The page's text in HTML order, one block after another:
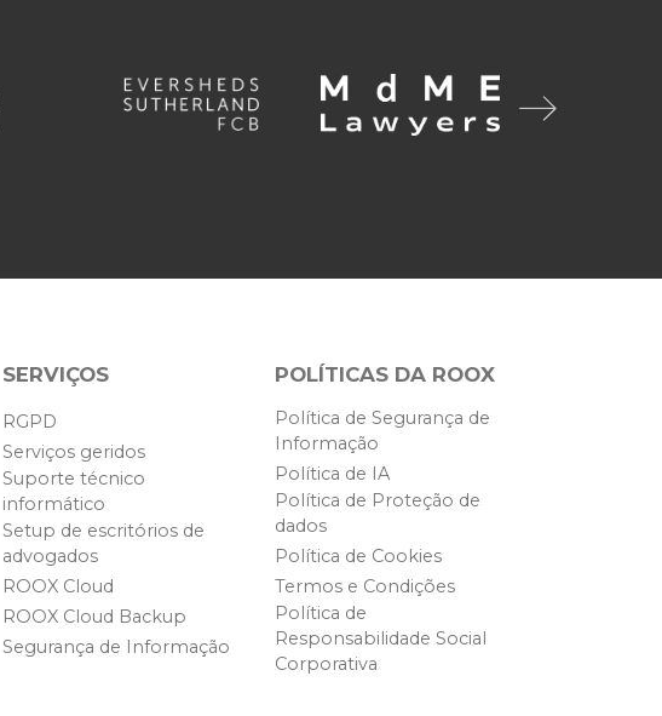
SERVIÇOS
RGPD
Serviços geridos
Suporte técnico
informático
Setup de escritórios de
advogados
ROOX Cloud
ROOX Cloud Backup
Segurança de Informação
POLÍTICAS DA ROOX
Política de Segurança de
Informação
Política de IA
Política de Proteção de
dados
Política de Cookies
Termos e Condições
Política de
Responsabilidade Social
Corporativa